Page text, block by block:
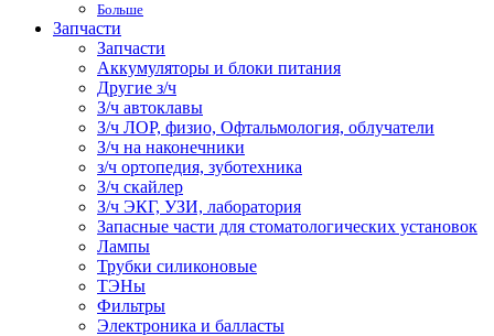
Больше
Запчасти
Запчасти
Аккумуляторы и блоки питания
Другие з/ч
З/ч автоклавы
З/ч ЛОР, физио, Офтальмология, облучатели
З/ч на наконечники
з/ч ортопедия, зуботехника
З/ч скайлер
З/ч ЭКГ, УЗИ, лаборатория
Запасные части для стоматологических установок
Лампы
Трубки силиконовые
ТЭНы
Фильтры
Электроника и балласты